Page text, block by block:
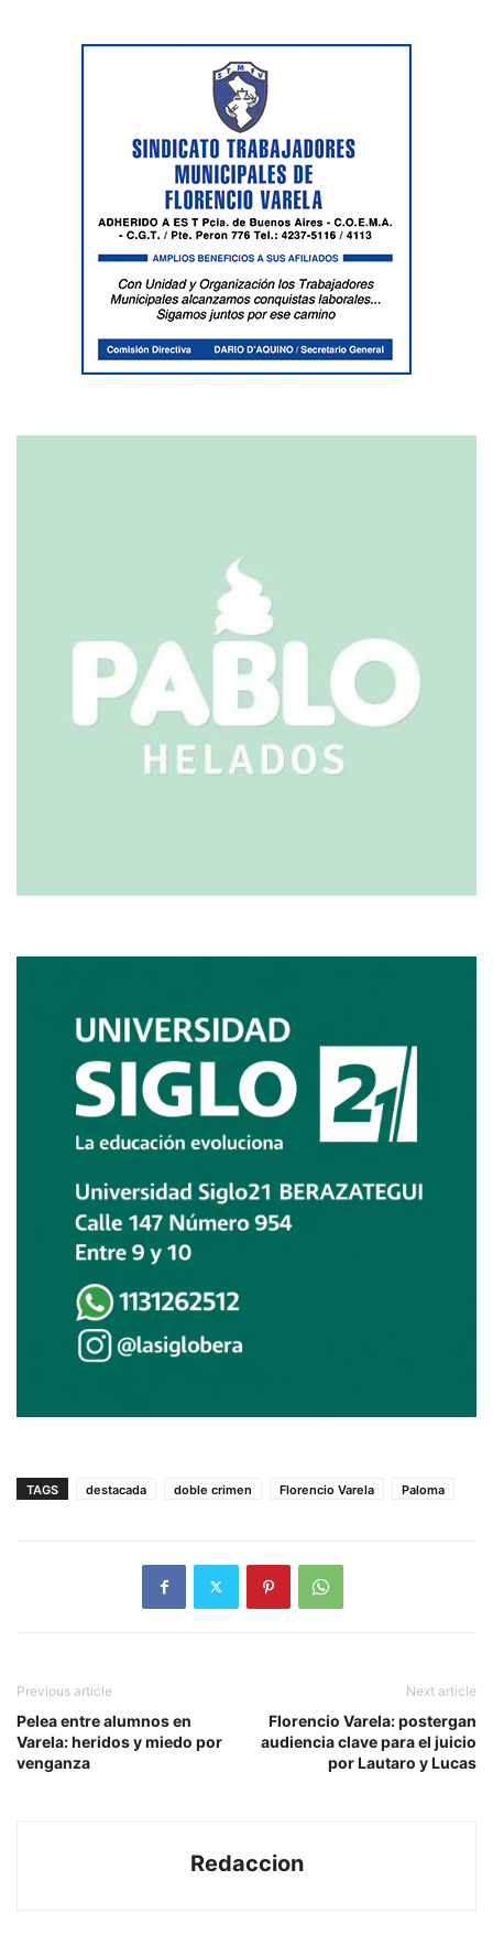
TAGS destacada doble crimen Florencio Varela Paloma
Previous article
Pelea entre alumnos en
Varela: heridos y miedo por
venganza
Next article
Florencio Varela: postergan
audiencia clave para el juicio
por Lautaro y Lucas
Redaccion